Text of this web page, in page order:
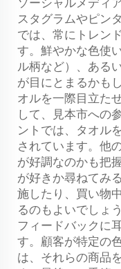
ソーシャルメディ
スタグラムやピン
では、常にトレン
す。鮮やかな色使
ル柄など）、ある
が目にとまるかも
オルを一際目立た
して、見本市への
ントでは、タオル
されています。他
が好調なのかも把
が好きか尋ねてみ
施したり、買い物
るのもよいでしょ
フィードバックに
す。顧客が特定の
は、それらの商品